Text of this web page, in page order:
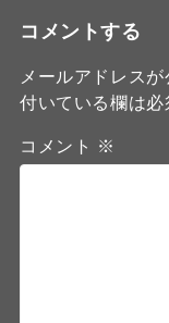
コメントする
メールアドレス
付いている欄は必
コメント ※